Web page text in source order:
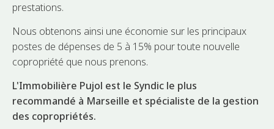
prestations.
Nous obtenons ainsi une économie sur les principaux
postes de dépenses de 5 à 15% pour toute nouvelle
copropriété que nous prenons.
L'Immobilière Pujol est le Syndic le plus
recommandé à Marseille et spécialiste de la gestion
des copropriétés.